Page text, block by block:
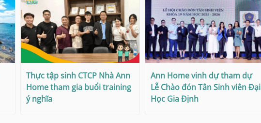
Thực tập sinh CTCP Nhà Ann
Home tham gia buổi training
ý nghĩa
Ann Home vinh dự tham dự
Lễ Chào đón Tân Sinh viên Đại
Học Gia Định